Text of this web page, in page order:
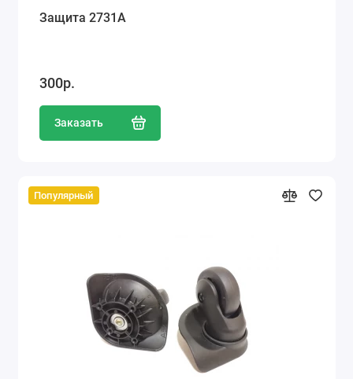
Защита 2731А
300р.
Заказать
Популярный